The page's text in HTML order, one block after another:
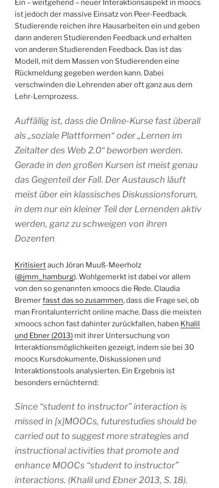
Ein – weitgehend – neuer Interaktionsaspekt in moocs
ist jedoch der massive Einsatz von Peer-Feedback.
Studierende reichen ihre Hausarbeiten ein und geben
dann anderen Studierenden Feedback und erhalten
von anderen Studierenden Feedback. Das ist das
Modell, mit dem Massen von Studierenden eine
Rückmeldung gegeben werden kann. Dabei
verschwinden die Lehrenden aber oft ganz aus dem
Lehr-Lernprozess.
Auffällig ist, dass die Online-Kurse fast überall
als „soziale Plattformen“ oder „Lernen im
Zeitalter des Web 2.0“ beworben werden.
Gerade in den großen Kursen ist meist genau
das Gegenteil der Fall. Der Austausch läuft
meist über ein klassisches Diskussionsforum,
in dem nur ein kleiner Teil der Lernenden aktiv
werden, ganz zu schweigen von ihren
Dozenten
Kritisiertauch Jöran Muuß-Meerholz
(@jmm_hamburg). Wohlgemerkt ist dabei vor allem
von den so genannten xmoocs die Rede. Claudia
Bremerfasst das so zusammen, dass die Frage sei, ob
man Frontalunterricht online mache. Dass die meisten
xmoocs schon fast dahinter zurückfallen, haben Khalil
und Ebner (2013) mit ihrer Untersuchung von
Interaktionsmöglichkeiten gezeigt, indem sie bei 30
moocs Kursdokumente, Diskussionen und
Interaktionstools analysierten. Ein Ergebnis ist
besonders ernüchternd:
Since “student to instructor” interaction is
missed in [x]MOOCs, futurestudies should be
carried out to suggest more strategies and
instructional activities that promote and
enhance MOOCs “student to instructor”
interactions. (Khalil und Ebner 2013, S. 18).